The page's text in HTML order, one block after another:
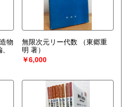
物
無限次元リー代数
（東郷重
明 著）
￥6,000